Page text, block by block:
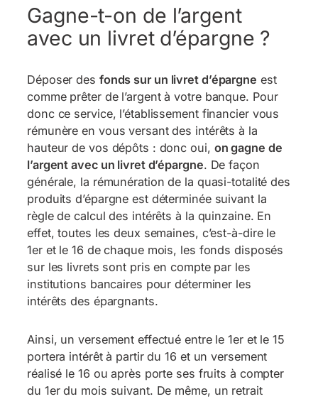
Gagne-t-on de l’argent
avec un livret d’épargne ?
Déposer des fonds sur un livret d’épargne est
comme prêter de l’argent à votre banque. Pour
donc ce service, l’établissement financier vous
rémunère en vous versant des intérêts à la
hauteur de vos dépôts : donc oui, on gagne de
l’argent avec un livret d’épargne. De façon
générale, la rémunération de la quasi-totalité des
produits d’épargne est déterminée suivant la
règle de calcul des intérêts à la quinzaine. En
effet, toutes les deux semaines, c’est-à-dire le
1er et le 16 de chaque mois, les fonds disposés
sur les livrets sont pris en compte par les
institutions bancaires pour déterminer les
intérêts des épargnants.
Ainsi, un versement effectué entre le 1er et le 15
portera intérêt à partir du 16 et un versement
réalisé le 16 ou après porte ses fruits à compter
du 1er du mois suivant. De même, un retrait